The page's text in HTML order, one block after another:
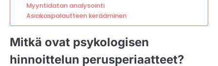
Myyntidatan analysointi
Asiakaspalautteen kerääminen
Mitkä ovat psykologisen
hinnoittelun perusperiaatteet?